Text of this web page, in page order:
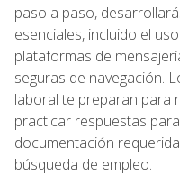
paso a paso,
esenciales, incluido el
plataformas de
seguras de navegación.
laboral te preparan para
practicar respuestas
documentación
búsqueda de empleo.